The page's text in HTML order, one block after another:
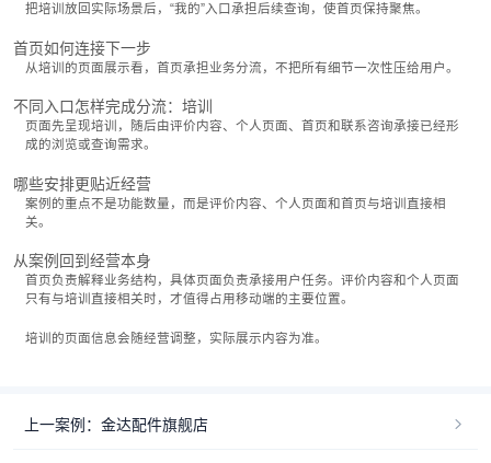
把培训放回实际场景后，“我的”入口承担后续查询，使首页保持聚焦。
首页如何连接下一步
从培训的页面展示看，首页承担业务分流，不把所有细节一次性压给用户。
不同入口怎样完成分流：培训
页面先呈现培训，随后由评价内容、个人页面、首页和联系咨询承接已经形
成的浏览或查询需求。
哪些安排更贴近经营
案例的重点不是功能数量，而是评价内容、个人页面和首页与培训直接相
关。
从案例回到经营本身
首页负责解释业务结构，具体页面负责承接用户任务。评价内容和个人页面
只有与培训直接相关时，才值得占用移动端的主要位置。
培训的页面信息会随经营调整，实际展示内容为准。
上一案例：金达配件旗舰店